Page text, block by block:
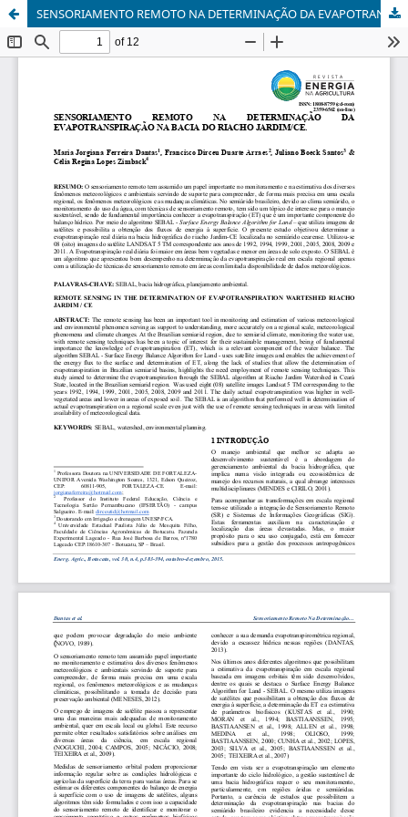
SENSORIAMENTO REMOTO NA DETERMINAÇÃO DA EVAPOTRANSPIRAÇÃO NA BACIA DO RIACHO JARDIM/CE.